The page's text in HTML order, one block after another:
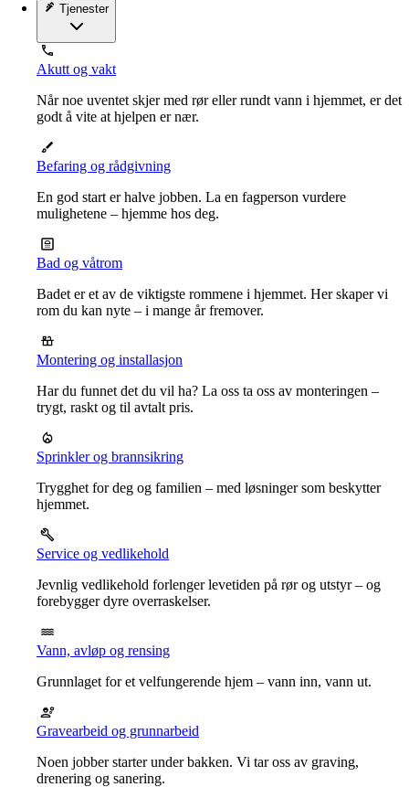
Tjenester
Akutt og vakt
Når noe uventet skjer med rør eller rundt vann i hjemmet, er det
godt å vite at hjelpen er nær.
Befaring og rådgivning
En god start er halve jobben. La en fagperson vurdere
mulighetene – hjemme hos deg.
Bad og våtrom
Badet er et av de viktigste rommene i hjemmet. Her skaper vi
rom du kan nyte – i mange år fremover.
Montering og installasjon
Har du funnet det du vil ha? La oss ta oss av monteringen –
trygt, raskt og til avtalt pris.
Sprinkler og brannsikring
Trygghet for deg og familien – med løsninger som beskytter
hjemmet.
Service og vedlikehold
Jevnlig vedlikehold forlenger levetiden på rør og utstyr – og
forebygger dyre overraskelser.
Vann, avløp og rensing
Grunnlaget for et velfungerende hjem – vann inn, vann ut.
Gravearbeid og grunnarbeid
Noen jobber starter under bakken. Vi tar oss av graving,
drenering og sanering.